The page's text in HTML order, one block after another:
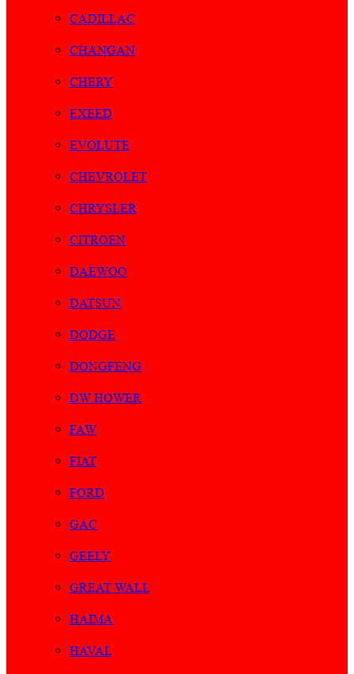
CADILLAC
CHANGAN
CHERY
EXEED
EVOLUTE
CHEVROLET
CHRYSLER
CITROEN
DAEWOO
DATSUN
DODGE
DONGFENG
DW HOWER
FAW
FIAT
FORD
GAC
GEELY
GREAT WALL
HAIMA
HAVAL